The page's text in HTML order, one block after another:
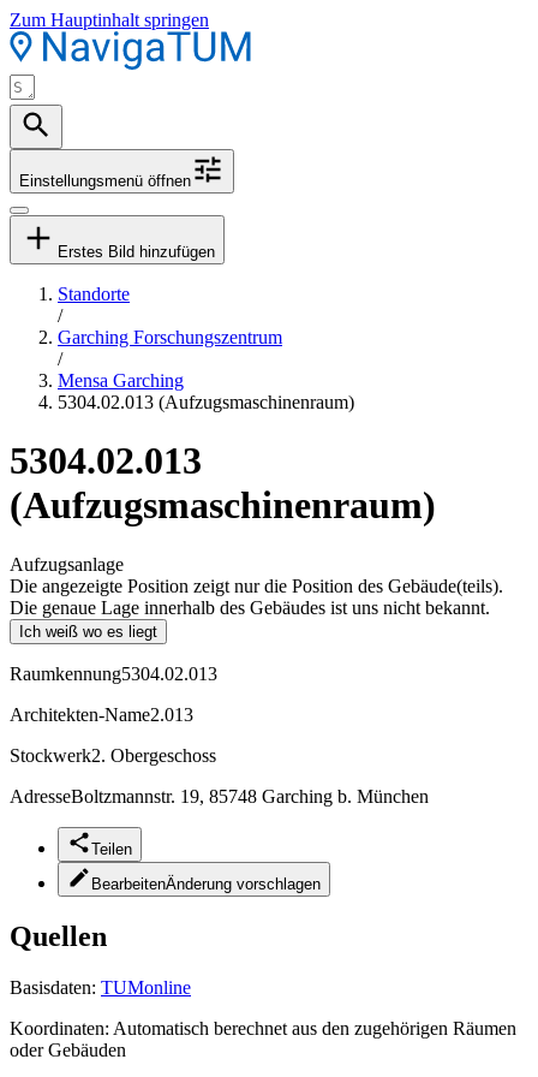
Zum Hauptinhalt springen
Einstellungsmenü öffnen
Erstes Bild hinzufügen
Standorte
/
Garching Forschungszentrum
/
Mensa Garching
5304.02.013 (Aufzugsmaschinenraum)
5304.02.013
(Aufzugsmaschinenraum)
Aufzugsanlage
Die angezeigte Position zeigt nur die Position des Gebäude(teils).
Die genaue Lage innerhalb des Gebäudes ist uns nicht bekannt.
Ich weiß wo es liegt
Raumkennung5304.02.013
Architekten-Name2.013
Stockwerk2. Obergeschoss
AdresseBoltzmannstr. 19, 85748 Garching b. München
Teilen
BearbeitenÄnderung vorschlagen
Quellen
Basisdaten: TUMonline
Koordinaten: Automatisch berechnet aus den zugehörigen Räumen
oder Gebäuden